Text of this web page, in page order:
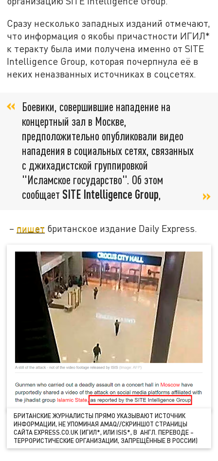
Сразу несколько западных изданий отмечают,
что информация о якобы причастности ИГИЛ*
к теракту была ими получена именно от SITE
Intelligence Group, которая почерпнула её в
неких неназванных источниках в соцсетях.
Боевики, совершившие нападение на
концертный зал в Москве,
предположительно опубликовали видео
нападения в социальных сетях, связанных
с джихадистской группировкой
"Исламское государство". Об этом
сообщает SITE Intelligence Group,
– пишет британское издание Daily Express.
БРИТАНСКИЕ ЖУРНАЛИСТЫ ПРЯМО УКАЗЫВАЮТ ИСТОЧНИК
ИНФОРМАЦИИ, НЕ УПОМИНАЯ AMAQ//СКРИНШОТ СТРАНИЦЫ
САЙТА EXPRESS.CO.UK (ИГИЛ*, ИЛИ ISIS*, В АНГЛ. ПЕРЕВОДЕ –
ТЕРРОРИСТИЧЕСКИЕ ОРГАНИЗАЦИИ, ЗАПРЕЩЁННЫЕ В РОССИИ)